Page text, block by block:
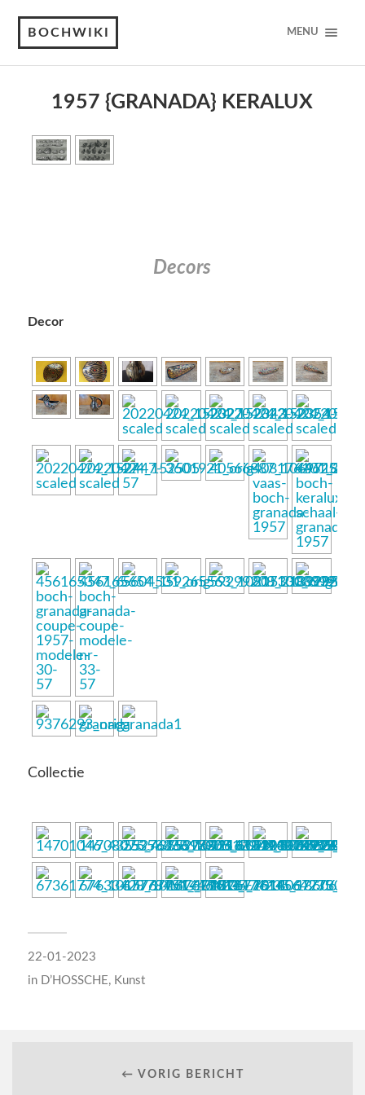
BOCHWIKI MENU
1957 {GRANADA} KERALUX
Decors
Decor
Collectie
22-01-2023
in D’HOSSCHE, Kunst
← VORIG BERICHT